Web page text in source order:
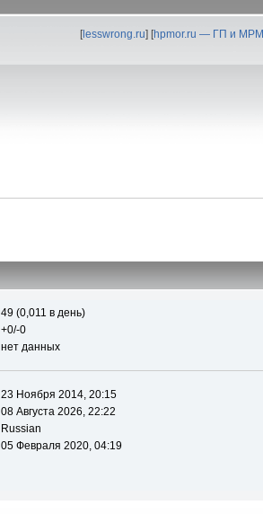
[lesswrong.ru] [hpmor.ru — ГП и МРМ
49 (0,011 в день)
+0/-0
нет данных
23 Ноября 2014, 20:15
08 Августа 2026, 22:22
Russian
05 Февраля 2020, 04:19